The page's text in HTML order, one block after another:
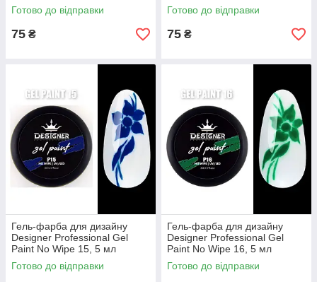
Готово до відправки
75 ₴
Готово до відправки
75 ₴
Гель-фарба для дизайну
Designer Professional Gel
Paint No Wipe 15, 5 мл
Готово до відправки
Гель-фарба для дизайну
Designer Professional Gel
Paint No Wipe 16, 5 мл
Готово до відправки